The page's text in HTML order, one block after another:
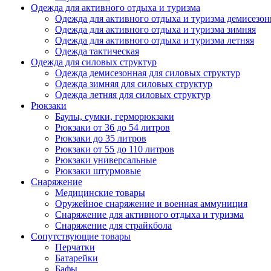
Одежда для активного отдыха и туризма
Одежда для активного отдыха и туризма
Одежда для активного отдыха и туризма зимняя
Одежда для активного отдыха и туризма летняя
Одежда тактическая
Одежда для силовых структур
Одежда демисезонная для силовых структур
Одежда зимняя для силовых структур
Одежда летняя для силовых структур
Рюкзаки
Баулы, сумки, герморюкзаки
Рюкзаки от 36 до 54 литров
Рюкзаки до 35 литров
Рюкзаки от 55 до 110 литров
Рюкзаки универсальные
Рюкзаки штурмовые
Снаряжение
Медицинские товары
Оружейное снаряжение и военная аммуниция
Снаряжение для активного отдыха и туризма
Снаряжение для страйкбола
Сопутствующие товары
Перчатки
Батарейки
Бафы